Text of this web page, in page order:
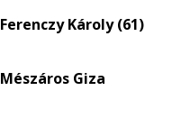
eloszlás
Ferenczy Károly (61)
Mészáros Giza